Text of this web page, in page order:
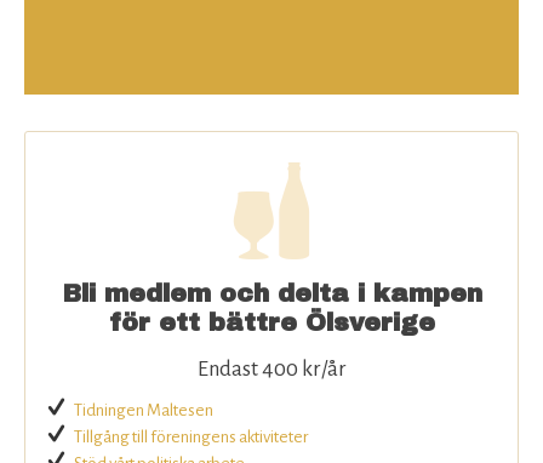
Bli medlem och delta i kampen
för ett bättre Ölsverige
Endast 400 kr/år
Tidningen Maltesen
Tillgång till föreningens aktiviteter